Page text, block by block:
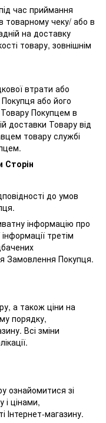
час приймання
товарному чеку/ або в
на доставку
товару, зовнішнім
втрати або
або його
Покупцем в
доставки Товару від
товару службі
Сторін
до умов
інформацію про
третім
Замовлення Покупця.
а також ціни на
порядку,
Всі зміни
ознайомитися зі
цінами,
Інтернет-магазину.